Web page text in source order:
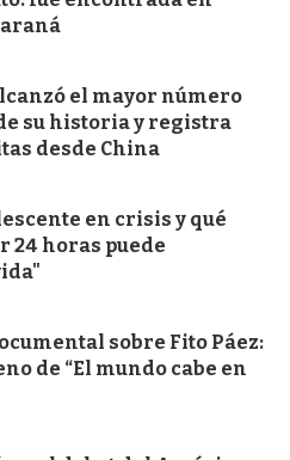
el mayor número
su historia y registra
desde China
en crisis y qué
24 horas puede
sobre Fito Páez:
de “El mundo cabe en